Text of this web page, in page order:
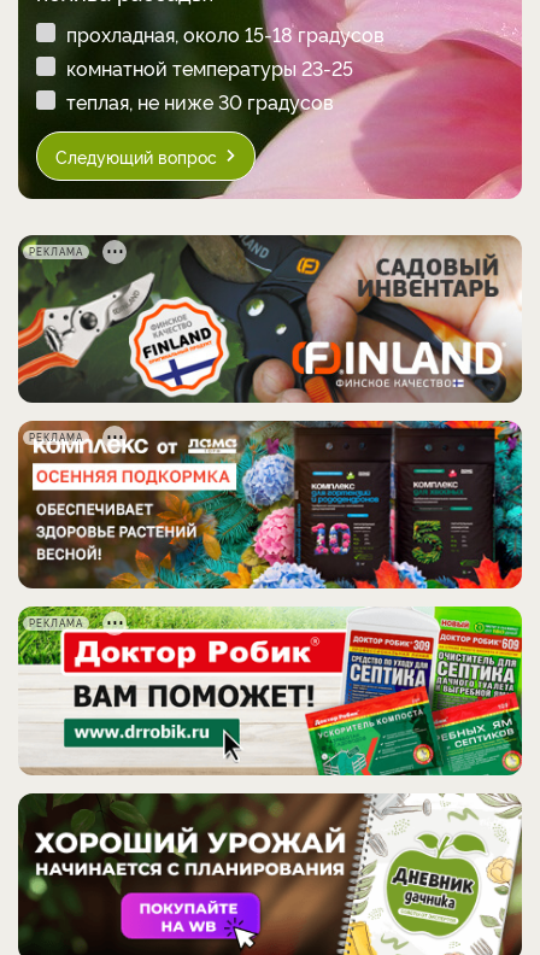
прохладная, около 15-18 градусов
комнатной температуры 23-25
теплая, не ниже 30 градусов
Следующий вопрос
РЕКЛАМА
РЕКЛАМА
РЕКЛАМА